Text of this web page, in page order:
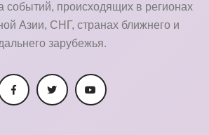
событий, происходящих в регионах
Азии, СНГ, странах ближнего и
зарубежья.